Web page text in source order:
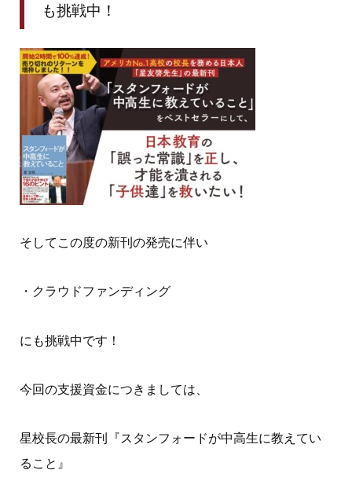
も挑戦中！
そしてこの度の新刊の発売に伴い
・クラウドファンディング
にも挑戦中です！
今回の支援資金につきましては、
星校長の最新刊『スタンフォードが中高生に教えてい
ること』